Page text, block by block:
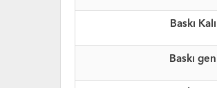
Baskı
Baskı